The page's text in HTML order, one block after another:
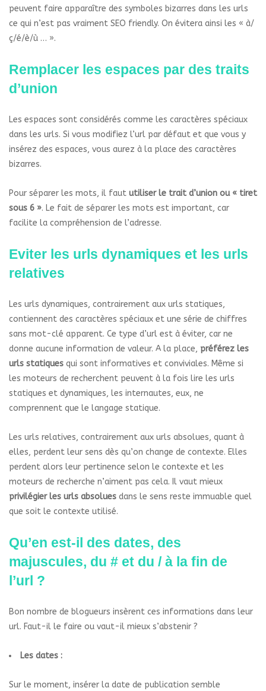
peuvent faire apparaître des symboles bizarres dans les urls
ce qui n’est pas vraiment SEO friendly. On évitera ainsi les « à/
ç/é/è/ù … ».
Remplacer les espaces par des traits
d’union
Les espaces sont considérés comme les caractères spéciaux
dans les urls. Si vous modifiez l’url par défaut et que vous y
insérez des espaces, vous aurez à la place des caractères
bizarres.
Pour séparer les mots, il faut utiliser le trait d’union ou « tiret
sous 6 ». Le fait de séparer les mots est important, car
facilite la compréhension de l’adresse.
Eviter les urls dynamiques et les urls
relatives
Les urls dynamiques, contrairement aux urls statiques,
contiennent des caractères spéciaux et une série de chiffres
sans mot-clé apparent. Ce type d’url est à éviter, car ne
donne aucune information de valeur. A la place, préférez les
urls statiques qui sont informatives et conviviales. Même si
les moteurs de recherchent peuvent à la fois lire les urls
statiques et dynamiques, les internautes, eux, ne
comprennent que le langage statique.
Les urls relatives, contrairement aux urls absolues, quant à
elles, perdent leur sens dès qu’on change de contexte. Elles
perdent alors leur pertinence selon le contexte et les
moteurs de recherche n’aiment pas cela. Il vaut mieux
privilégier les urls absolues dans le sens reste immuable quel
que soit le contexte utilisé.
Qu’en est-il des dates, des
majuscules, du # et du / à la fin de
l’url ?
Bon nombre de blogueurs insèrent ces informations dans leur
url. Faut-il le faire ou vaut-il mieux s’abstenir ?
Les dates :
Sur le moment, insérer la date de publication semble